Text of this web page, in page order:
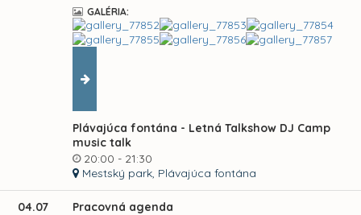
GALÉRIA:
Plávajúca fontána - Letná Talkshow DJ Camp
music talk
20:00 - 21:30
Mestský park, Plávajúca fontána
04.07
Pracovná agenda